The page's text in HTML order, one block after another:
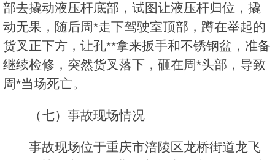
部去撬动液压杆底部，试图让液压杆归位，撬
动无果，随后周*走下驾驶室顶部，蹲在举起的
货叉正下方，让孔**拿来扳手和不锈钢盆，准备
继续检修，突然货叉落下，砸在周*头部，导致
周*当场死亡。
（七）事故现场情况
事故现场位于重庆市涪陵区龙桥街道龙飞